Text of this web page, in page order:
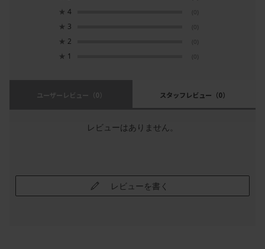
★ 4 (0)
★ 3 (0)
★ 2 (0)
★ 1 (0)
ユーザーレビュー （0） スタッフレビュー （0）
レビューはありません。
レビューを書く